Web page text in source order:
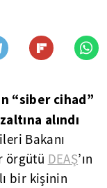
“siber cihad”
alındı
Bakanı
örgütü DEAŞ’ın
bir kişinin